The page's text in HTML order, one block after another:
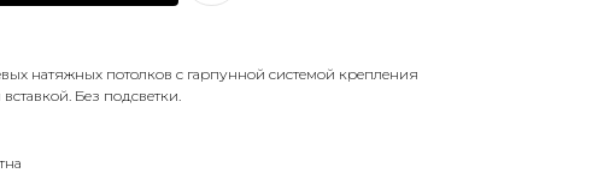
натяжных потолков с гарпунной системой крепления
Без подсветки.